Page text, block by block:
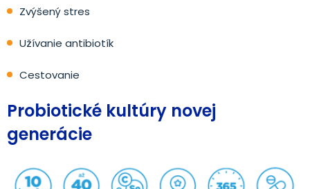
Zvýšený stres
Užívanie antibiotík
Cestovanie
Probiotické kultúry novej
generácie